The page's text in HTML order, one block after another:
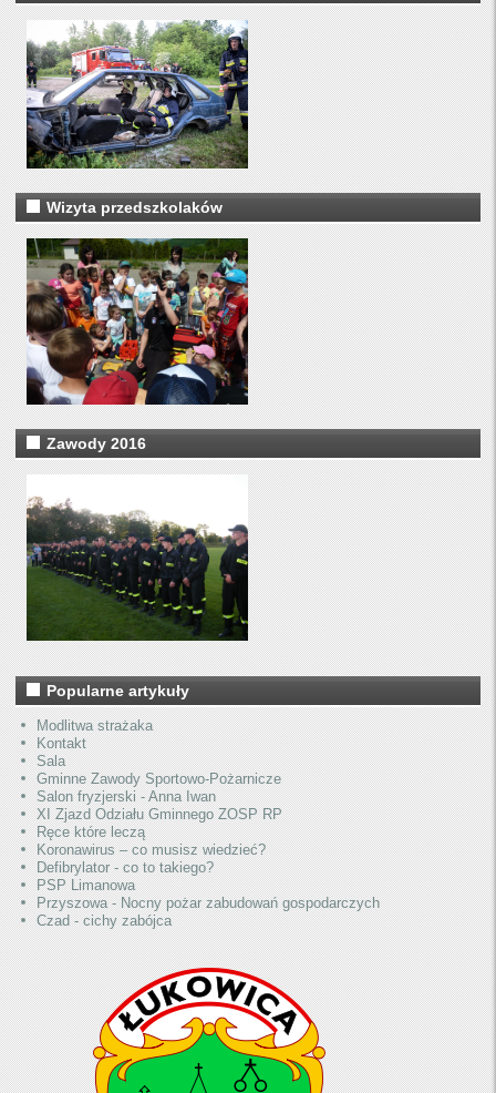
Wizyta przedszkolaków
Zawody 2016
Popularne artykuły
Modlitwa strażaka
Kontakt
Sala
Gminne Zawody Sportowo-Pożarnicze
Salon fryzjerski - Anna Iwan
XI Zjazd Odziału Gminnego ZOSP RP
Ręce które leczą
Koronawirus – co musisz wiedzieć?
Defibrylator - co to takiego?
PSP Limanowa
Przyszowa - Nocny pożar zabudowań gospodarczych
Czad - cichy zabójca